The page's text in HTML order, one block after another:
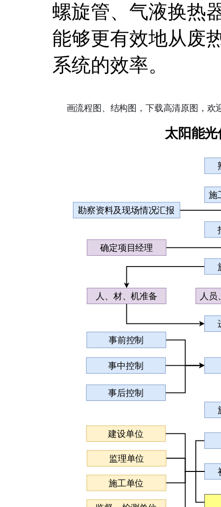
螺旋管、气液换热
能够更有效地从废
系统的效率。